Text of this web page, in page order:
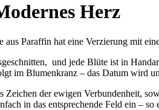
Herz
aus Paraffin hat eine Verzierung mit
und jede Blüte ist in
im Blumenkranz – das Datum wird
der ewigen Verbundenheit,
in das entsprechende Feld ein –